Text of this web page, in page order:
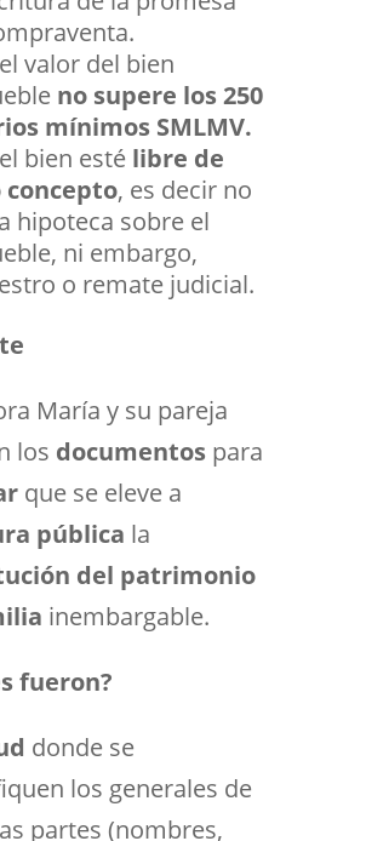
valor del bien
no supere los 250
mínimos SMLMV.
bien esté libre de
, es decir no
hipoteca sobre el
ni embargo,
o remate judicial.
María y su pareja
los documentospara
que se eleve a
pública la
del patrimonio
inembargable.
fueron?
donde se
los generales de
partes (nombres,